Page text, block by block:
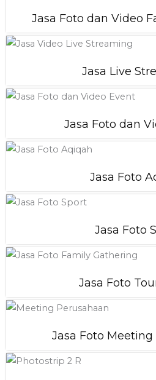
Jasa Foto dan Video
Jasa Live
Jasa Foto dan
Jasa Foto
Jasa Foto
Jasa Foto
Jasa Foto